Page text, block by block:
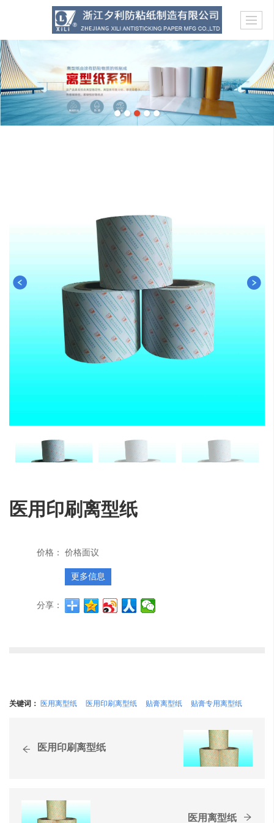
医用印刷离型纸
价格： 价格面议
更多信息
分享：
关键词： 医用离型纸 医用印刷离型纸 贴膏离型纸 贴膏专用离型纸
医用印刷离型纸
医用离型纸